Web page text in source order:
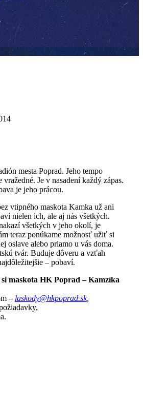
mesta Poprad. Jeho tempo
Je v nasadení každý zápas.
je jeho prácou.
vtipného maskota Kamka už ani
nielen ich, ale aj nás všetkých.
všetkých v jeho okolí, je
teraz ponúkame možnosť užiť si
oslave alebo priamo u vás doma.
tvár. Buduje dôveru a vzťah
– pobaví.
maskota HK Poprad – Kamzíka
– laskody@hkpoprad.sk,